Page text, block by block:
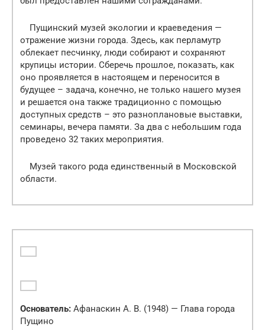
Пущинский музей экологии и краеведения —
отражение жизни города. Здесь, как перламутр
облекает песчинку, люди собирают и сохраняют
крупицы истории. Сберечь прошлое, показать, как
оно проявляется в настоящем и переносится в
будущее – задача, конечно, не только нашего музея
и решается она также традиционно с помощью
доступных средств – это разноплановые выставки,
семинары, вечера памяти. За два с небольшим года
проведено 32 таких мероприятия.
Музей такого рода единственный в Московской
области.
Основатель: Афанаскин А. В. (1948) — Глава города
Пущино